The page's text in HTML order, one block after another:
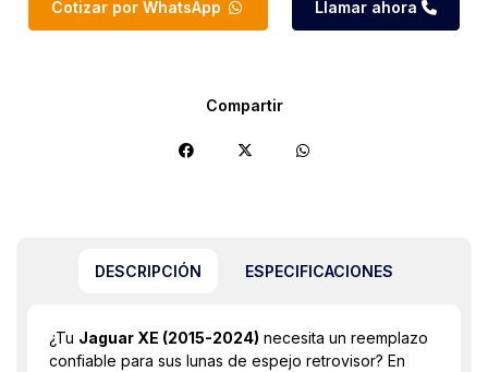
Cotizar por WhatsApp Llamar ahora
Compartir
DESCRIPCIÓN ESPECIFICACIONES
¿Tu Jaguar XE (2015-2024) necesita un reemplazo
confiable para sus lunas de espejo retrovisor? En